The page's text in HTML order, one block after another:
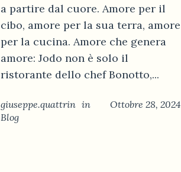
a partire dal cuore. Amore per il
cibo, amore per la sua terra, amore
per la cucina. Amore che genera
amore: Jodo non è solo il
ristorante dello chef Bonotto,...
Ottobre 28, 2024
giuseppe.quattrin in
Blog